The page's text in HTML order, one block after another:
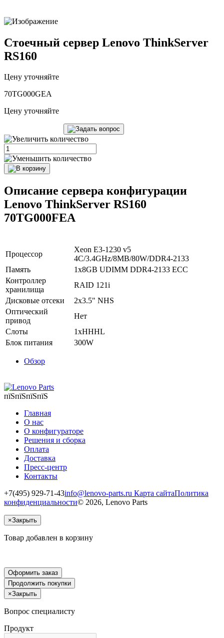
Стоечный сервер Lenovo ThinkServer
RS160
Цену уточняйте
70TG000GEA
Цену уточняйте
Описание сервера конфигурации
Lenovo ThinkServer RS160
70TG000FEA
Процессор
Xeon E3-1230 v5
4C/3.4GHz/8MB/80W/DDR4-2133
Память
1x8GB UDIMM DDR4-2133 ECC
Контроллер
хранилища
RAID 121i
Дисковые отсеки
2x3.5" NHS
Оптический
привод
Нет
Слоты
1xHHHL
Блок питания
300W
Обзор
пїЅпїЅпїЅпїЅ
Главная
О нас
О конфигураторе
Решения и сборка
Оплата
Доставка
Пресс-центр
Контакты
+7(495) 929-71-43info@lenovo-parts.ru Карта сайтаПолитика
конфиденциальности© 2026, Lenovo Parts
×Закрыть
Товар добавлен в корзину
Оформить заказ
Продолжить покупки
×Закрыть
Вопрос специалисту
Продукт